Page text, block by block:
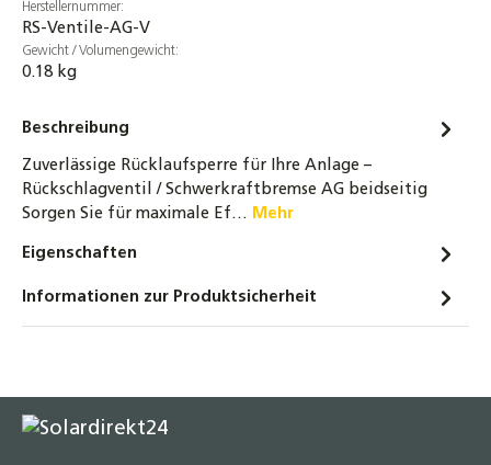
Herstellernummer:
RS-Ventile-AG-V
Gewicht / Volumengewicht:
0.18 kg
Beschreibung
Zuverlässige Rücklaufsperre für Ihre Anlage –
Rückschlagventil / Schwerkraftbremse AG beidseitig
Sorgen Sie für maximale Ef… Mehr
Eigenschaften
Informationen zur Produktsicherheit